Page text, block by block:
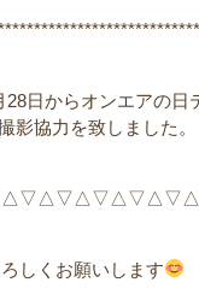
28日からオンエアの日
協力を致しました。
しくお願いします